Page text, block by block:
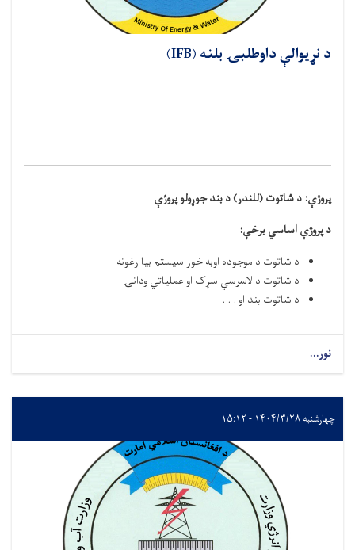
د نړيوالې داوطلبۍ بلنه (IFB)
پروژې: د شاتوت (للندر) د بند جوړولو پروژې
د پروژې اساسي برخې:
د شاتوت د موجوده اوبه خور سيستم بیا رغونه
د شاتوت د لاسرسي سړک او عملیاتي ودانۍ
د شاتوت بند او . . .
نور...
چهارشنبه ۱۴۰۴/۳/۲۸ - ۱۵:۱۲